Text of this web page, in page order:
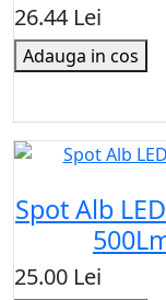
26.44 Lei
Adauga in cos
Spot Alb
25.00 Lei